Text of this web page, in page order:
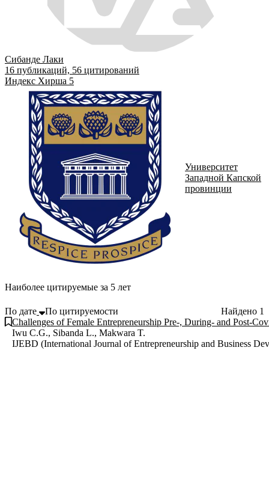
Сибанде Лаки
16 публикаций, 56 цитирований
Индекс Хирша 5
Университет
Западной Капской
провинции
Наиболее цитируемые за 5 лет
Найдено 1
По дате
По цитируемости
Challenges of Female Entrepreneurship Pre-, During- and Post-
Iwu C.G., Sibanda L., Makwara T.
IJEBD (International Journal of Entrepreneurship and Business